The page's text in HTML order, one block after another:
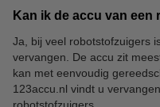
Kan ik de accu van
Ja, bij veel robotstofzuigers
vervangen. De accu zit
kan met eenvoudig
123accu.nl vindt u